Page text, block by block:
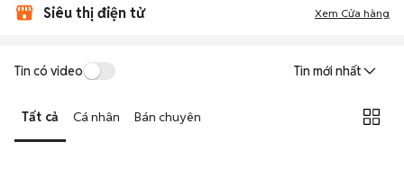
Siêu thị điện tử Xem Cửa hàng
Tin có video Tin mới nhất
Tất cả Cá nhân Bán chuyên